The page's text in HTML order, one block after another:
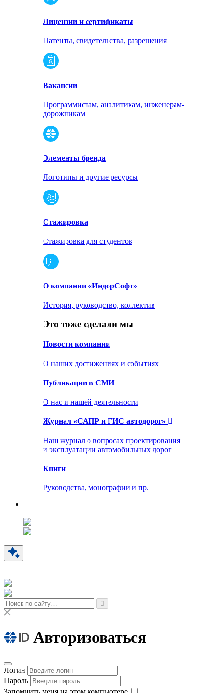
Лицензии и сертификаты
Патенты, свидетельства, разрешения
Вакансии
Программистам, аналитикам, инженерам-
дорожникам
Элементы бренда
Логотипы и другие ресурсы
Стажировка
Стажировка для студентов
О компании «ИндорСофт»
История, руководство, коллектив
Это тоже сделали мы
Новости компании
О наших достижениях и событиях
Публикации в СМИ
О нас и нашей деятельности
Журнал «САПР и ГИС автодорог»
Наш журнал о вопросах проектирования
и эксплуатации автомобильных дорог
Книги
Руководства, монографии и пр.
Авторизоваться
Логин
Пароль